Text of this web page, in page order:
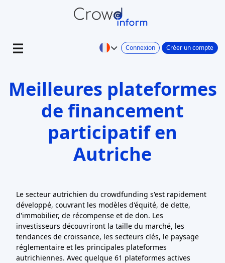
Connexion Créer un compte
Meilleures plateformes
de financement
participatif en
Autriche
Le secteur autrichien du crowdfunding s'est rapidement
développé, couvrant les modèles d'équité, de dette,
d'immobilier, de récompense et de don. Les
investisseurs découvriront la taille du marché, les
tendances de croissance, les secteurs clés, le paysage
réglementaire et les principales plateformes
autrichiennes. Avec quelque 61 plateformes actives